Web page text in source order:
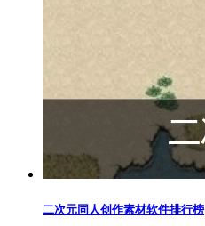
二次元同人创作素材软件排行榜